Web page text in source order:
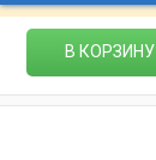
В КОРЗИНУ